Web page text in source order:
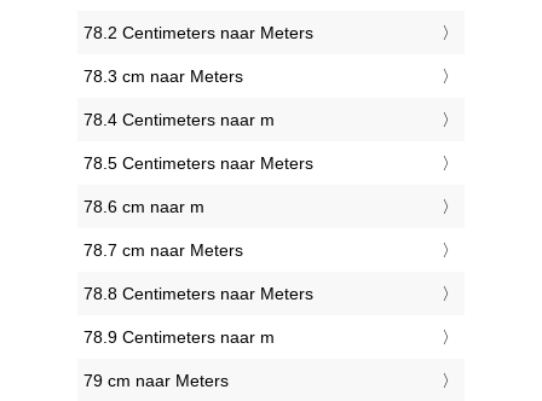
78.2 Centimeters naar Meters
78.3 cm naar Meters
78.4 Centimeters naar m
78.5 Centimeters naar Meters
78.6 cm naar m
78.7 cm naar Meters
78.8 Centimeters naar Meters
78.9 Centimeters naar m
79 cm naar Meters